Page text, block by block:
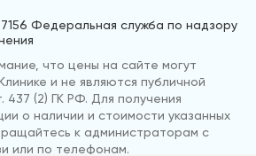
Федеральная служба по надзору
что цены на сайте могут
и не являются публичной
437 (2) ГК РФ. Для получения
о наличии и стоимости указанных
к администраторам с
или по телефонам.